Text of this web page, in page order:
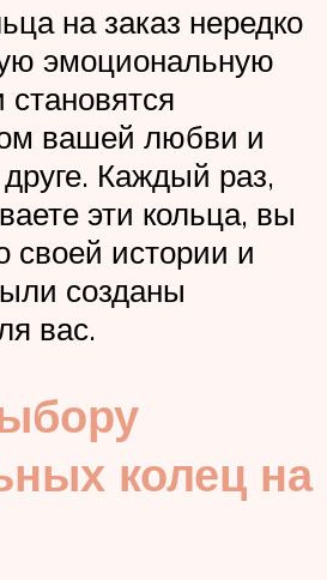
на заказ нередко
эмоциональную
вашей любви и
Каждый раз,
эти кольца, вы
своей истории и
созданы
вас.
колец на